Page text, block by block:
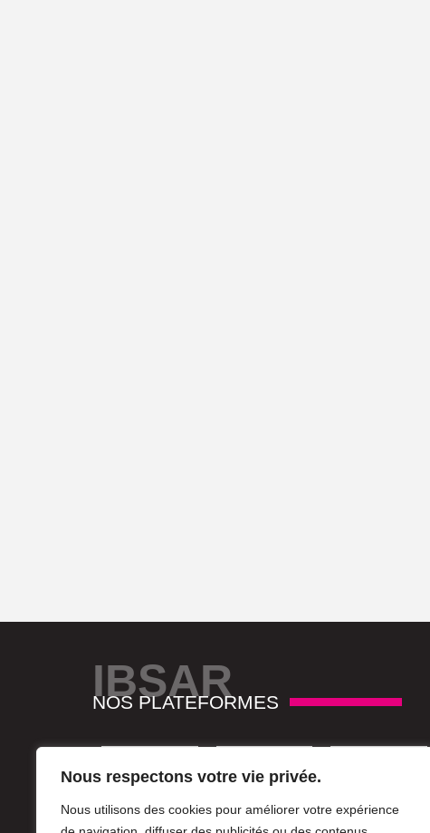
Nous respectons votre vie privée.
Nous utilisons des cookies pour améliorer votre expérience
IBSAR
NOS PLATEFORMES